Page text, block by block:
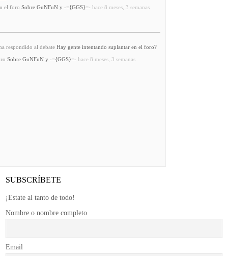
el foro Sobre GuNFuN y -={GGS}=- hace 8 meses, 3 semanas
respondido al debate Hay gente intentando suplantar en el foro?
Sobre GuNFuN y -={GGS}=- hace 8 meses, 3 semanas
SUBSCRÍBETE
¡Estate al tanto de todo!
Nombre o nombre completo
Email